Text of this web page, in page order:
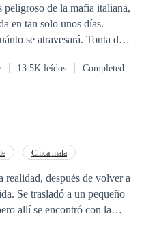
peligroso de la mafia italiana,
Tonta de
13.5K leídos Completed
Chica mala
realidad, después de volver a